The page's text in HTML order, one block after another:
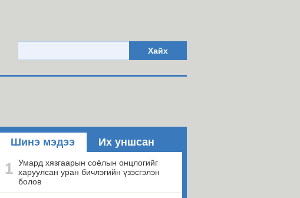
Хайх
Шинэ мэдээ Их уншсан
1 Умард хязгаарын соёлын онцлогийг
харуулсан уран бичлэгийн үзэсгэлэн
болов